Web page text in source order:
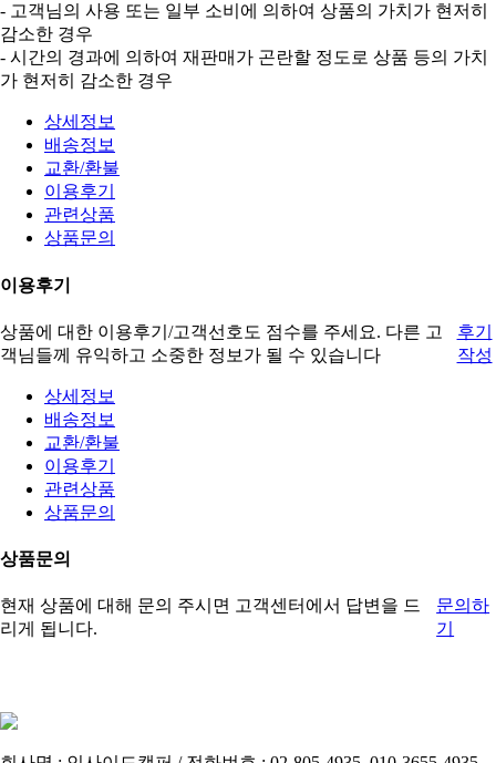
- 고객님의 사용 또는 일부 소비에 의하여 상품의 가치가 현저히
감소한 경우
- 시간의 경과에 의하여 재판매가 곤란할 정도로 상품 등의 가치
가 현저히 감소한 경우
상세정보
배송정보
교환/환불
이용후기
관련상품
상품문의
이용후기
상품에 대한 이용후기/고객선호도 점수를 주세요. 다른 고
객님들께 유익하고 소중한 정보가 될 수 있습니다
후기
작성
상세정보
배송정보
교환/환불
이용후기
관련상품
상품문의
상품문의
현재 상품에 대해 문의 주시면 고객센터에서 답변을 드
리게 됩니다.
문의하
기